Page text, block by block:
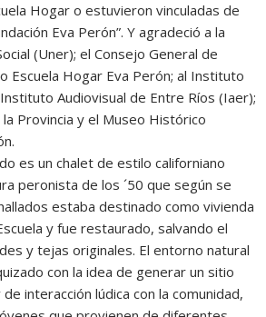
Hogar o estuvieron vinculadas de
Eva Perón”. Y agradeció a la
(Uner); el Consejo General de
Escuela Hogar Eva Perón; al Instituto
Audiovisual de Entre Ríos (Iaer);
Provincia y el Museo Histórico
es un chalet de estilo californiano
peronista de los ´50 que según se
estaba destinado como vivienda
y fue restaurado, salvando el
y tejas originales. El entorno natural
con la idea de generar un sitio
interacción lúdica con la comunidad,